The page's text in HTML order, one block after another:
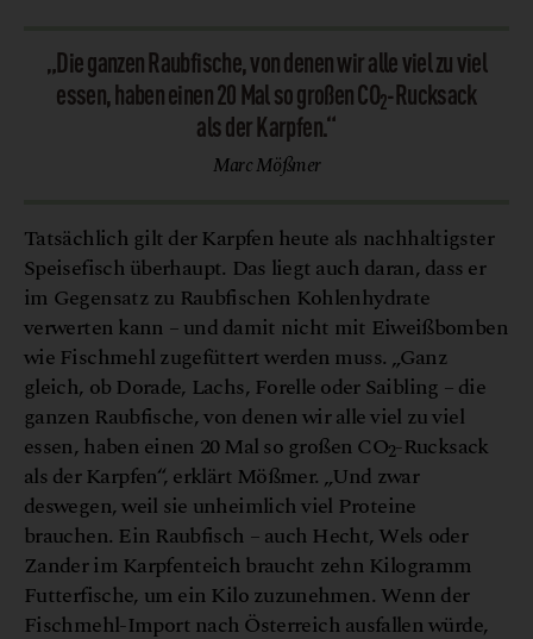
„Die ganzen Raubfische, von denen wir alle viel zu viel
essen, haben einen 20 Mal so großen CO2-Rucksack
als der Karpfen.“
Marc Mößmer
Tatsächlich gilt der Karpfen heute als nachhaltigster
Speisefisch überhaupt. Das liegt auch daran, dass er
im Gegensatz zu Raubfischen Kohlenhydrate
verwerten kann – und damit nicht mit Eiweißbomben
wie Fischmehl zugefüttert werden muss. „Ganz
gleich, ob Dorade, Lachs, Forelle oder Saibling – die
ganzen Raubfische, von denen wir alle viel zu viel
essen, haben einen 20 Mal so großen CO2-Rucksack
als der Karpfen“, erklärt Mößmer. „Und zwar
deswegen, weil sie unheimlich viel Proteine
brauchen. Ein Raubfisch – auch Hecht, Wels oder
Zander im Karpfenteich braucht zehn Kilogramm
Futterfische, um ein Kilo zuzunehmen. Wenn der
Fischmehl-Import nach Österreich ausfallen würde,